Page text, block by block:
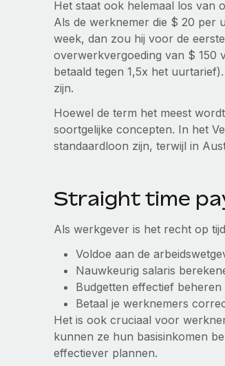
Het staat ook helemaal los van
Als de werknemer die $ 20 per
week, dan zou hij voor de
overwerkvergoeding van $ 150
betaald tegen 1,5x het
zijn.
Hoewel de term het meest
soortgelijke concepten. In het
standaardloon zijn, terwijl in
Straight time
Als werkgever is het recht op
Voldoe aan de
Nauwkeurig salaris
Budgetten effectief beheren
Betaal je werknemers
Het is ook cruciaal voor
kunnen ze hun basisinkomen
effectiever plannen.